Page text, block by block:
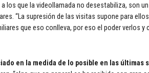
los que la videollamada no desestabiliza, son
“La supresión de las visitas supone para
que eso conlleva, por eso el poder verlos y
en la medida de lo posible en las últimas